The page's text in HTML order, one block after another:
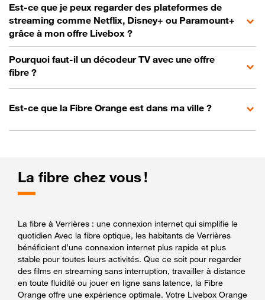
Est-ce que je peux regarder des plateformes de
streaming comme Netflix, Disney+ ou Paramount+
grâce à mon offre Livebox ?
Pourquoi faut-il un décodeur TV avec une offre
fibre ?
Est-ce que la Fibre Orange est dans ma ville ?
La fibre chez vous !
La fibre à Verrières : une connexion internet qui simplifie le
quotidien Avec la fibre optique, les habitants de Verrières
bénéficient d’une connexion internet plus rapide et plus
stable pour toutes leurs activités. Que ce soit pour regarder
des films en streaming sans interruption, travailler à distance
en toute fluidité ou jouer en ligne sans latence, la Fibre
Orange offre une expérience optimale. Votre Livebox Orange